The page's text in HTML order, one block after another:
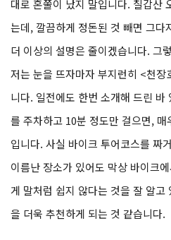
대로 혼쭐이 났지 말입니다. 칠갑산
는데, 깔끔하게 정돈된 것 빼면 그다
더 이상의 설명은 줄이겠습니다. 그
저는 눈을 뜨자마자 부지런히 <천
니다. 일전에도 한번 소개해 드린 바
를 주차하고 10분 정도만 걸으면,
입니다. 사실 바이크 투어코스를 짜
이름난 장소가 있어도 막상 바이크
게 말처럼 쉽지 않다는 것을 잘 알고
을 더욱 추천하게 되는 것 같습니다.